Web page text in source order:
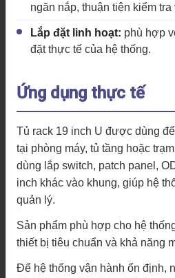
ngăn nắp, thuận tiện kiểm tra
Lắp đặt linh hoạt: phù hợp
đặt thực tế của hệ thống.
Ứng dụng thực tế
Tủ rack 19 inch U được dùng
tại phòng máy, tủ tầng hoặc
dùng lắp switch, patch panel,
inch khác vào khung, giúp hệ
quản lý.
Sản phẩm phù hợp cho hệ
thiết bị tiêu chuẩn và khả năng
Để hệ thống vận hành ổn định,